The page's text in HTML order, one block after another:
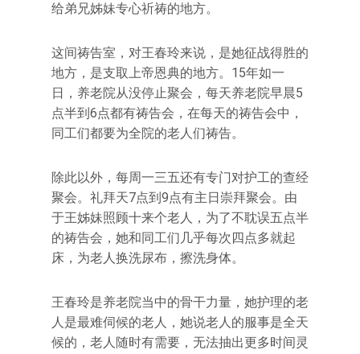
给弟兄姊妹专心祈祷的地方。
这间祷告室，对王春玲来说，是她征战得胜的
地方，是支取上帝恩典的地方。15年如一
日，养老院从没停止聚会，每天养老院早晨5
点半到6点都有祷告会，在每天的祷告会中，
同工们都要为全院的老人们祷告。
除此以外，每周一三五还有专门对护工的查经
聚会。礼拜天7点到9点有主日崇拜聚会。由
于王姊妹照顾十来个老人，为了不耽误五点半
的祷告会，她和同工们几乎每次四点多就起
床，为老人换洗尿布，擦洗身体。
王春玲是养老院当中的骨干力量，她护理的老
人是最难伺候的老人，她说老人的服事是全天
候的，老人随时有需要，无法抽出更多时间灵